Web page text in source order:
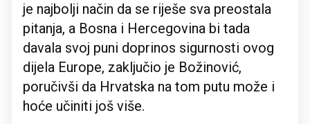
je najbolji način da se riješe sva preostala
pitanja, a Bosna i Hercegovina bi tada
davala svoj puni doprinos sigurnosti ovog
dijela Europe, zaključio je Božinović,
poručivši da Hrvatska na tom putu može i
hoće učiniti još više.